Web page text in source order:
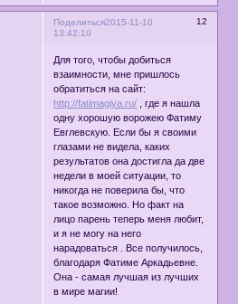
Поделиться 12
2015-11-10
13:42:10
Для того, чтобы добиться
взаимности, мне пришлось
обратиться на сайт:
http://fatimagiya.ru/ , где я нашла
одну хорошую ворожею Фатиму
Евглевскую. Если бы я своими
глазами не видела, каких
результатов она достигла да две
недели в моей ситуации, то
никогда не поверила бы, что
такое возможно. Но факт на
лицо парень теперь меня любит,
и я не могу на него
нарадоваться . Все получилось,
благодаря Фатиме Аркадьевне.
Она - самая лучшая из лучших
в мире магии!